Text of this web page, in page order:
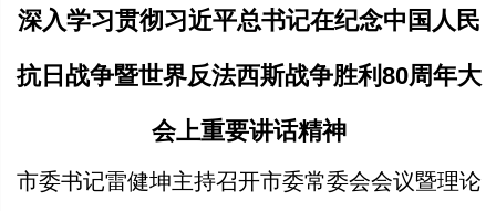
深入学习贯彻习近平总书记在纪念中国人民
抗日战争暨世界反法西斯战争胜利80周年大
会上重要讲话精神
市委书记雷健坤主持召开市委常委会会议暨理论